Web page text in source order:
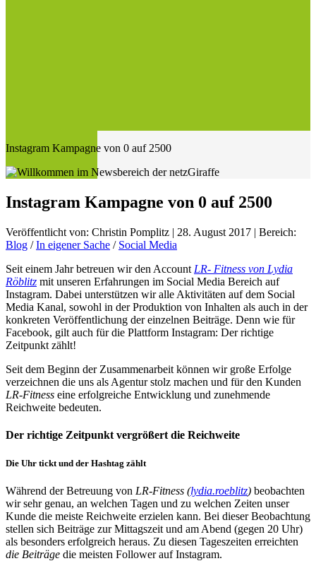
Instagram Kampagne von 0 auf 2500
Instagram Kampagne von 0 auf 2500
Veröffentlicht von: Christin Pomplitz | 28. August 2017 | Bereich:
Blog /In eigener Sache / Social Media
Seit einem Jahr betreuen wir den Account LR- Fitness von Lydia
Röblitz mit unseren Erfahrungen im Social Media Bereich auf
Instagram. Dabei unterstützen wir alle Aktivitäten auf dem Social
Media Kanal, sowohl in der Produktion von Inhalten als auch in der
konkreten Veröffentlichung der einzelnen Beiträge. Denn wie für
Facebook, gilt auch für die Plattform Instagram: Der richtige
Zeitpunkt zählt!
Seit dem Beginn der Zusammenarbeit können wir große Erfolge
verzeichnen die uns als Agentur stolz machen und für den Kunden
LR-Fitness eine erfolgreiche Entwicklung und zunehmende
Reichweite bedeuten.
Der richtige Zeitpunkt vergrößert die Reichweite
Die Uhr tickt und der Hashtag zählt
Während der Betreuung von LR-Fitness (lydia.roeblitz) beobachten
wir sehr genau, an welchen Tagen und zu welchen Zeiten unser
Kunde die meiste Reichweite erzielen kann. Bei dieser Beobachtung
stellen sich Beiträge zur Mittagszeit und am Abend (gegen 20 Uhr)
als besonders erfolgreich heraus. Zu diesen Tageszeiten erreichten
die Beiträge die meisten Follower auf Instagram.